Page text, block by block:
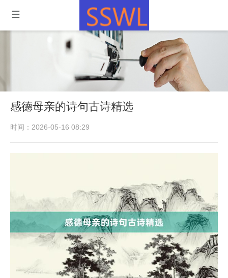
感德母亲的诗句古诗精选
时间：2026-05-16 08:29